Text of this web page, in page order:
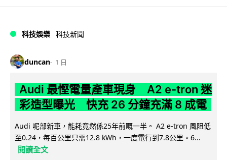
科技娛樂 科技新聞
duncan 1 日
Audi 最慳電量產車現身 A2 e-tron 迷
彩造型曝光 快充 26 分鐘充滿 8 成電
Audi 呢部新車，能耗竟然係25年前嘅一半。 A2 e-tron 風阻低
至0.24，每百公里只需12.8 kWh，一度電行到7.8公里。6...
閱讀全文